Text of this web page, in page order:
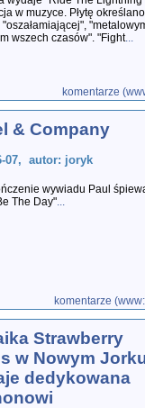
w muzyce. Płytę określano
wszech czasów". "Fight...
komentarze
& Company
07, autor: joryk
wywiadu Paul
The Day"...
komentarze (www:
Strawberry
w Nowym
dedykowana